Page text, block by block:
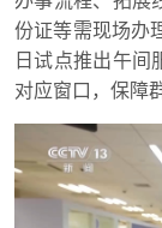
份证等需现场办
日试点推出午间
对应窗口，保障